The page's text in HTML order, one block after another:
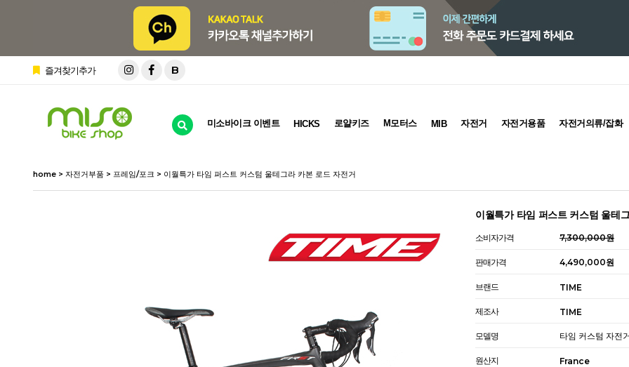
즐겨찾기추가 B
미소바이크 이벤트 HICKS 로얄키즈 M모터스 MIB 자전거 자전거용품 자전거의류/잡화
home > 자전거부품 > 프레임/포크 > 이월특가 타임 퍼스트 커스텀 울테그라 카본 로드 자전거
이월특가 타임 퍼스트 커스텀 울테
소비자가격 7,300,000원
판매가격 4,490,000원
브랜드 TIME
제조사 TIME
모델명 타임 커스텀 자전
원산지 France